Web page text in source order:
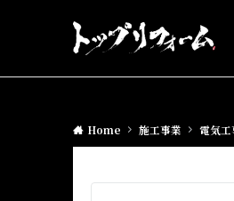
Home 施工事業 電気工